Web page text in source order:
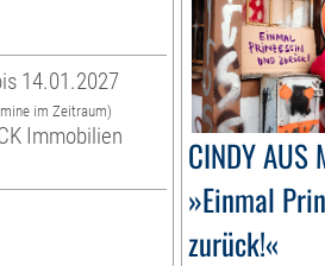
14.01.2027
im Zeitraum)
Immobilien
CINDY AUS
»Einmal
zurück!«